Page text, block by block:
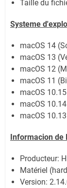
Taille du
Systeme
macOS 14
macOS 13
macOS 12
macOS 11
macOS
macOS
macOS
Informacion de
Producteur:
Matériel
Version: